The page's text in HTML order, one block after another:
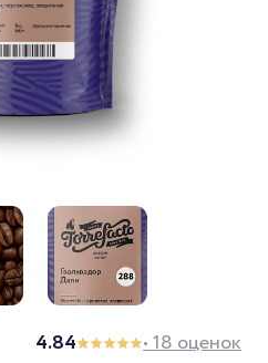
4.84 • 18 оценок